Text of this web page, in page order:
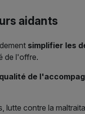
aidants
simplifier les
de l'offre.
qualité de
lutte contre la